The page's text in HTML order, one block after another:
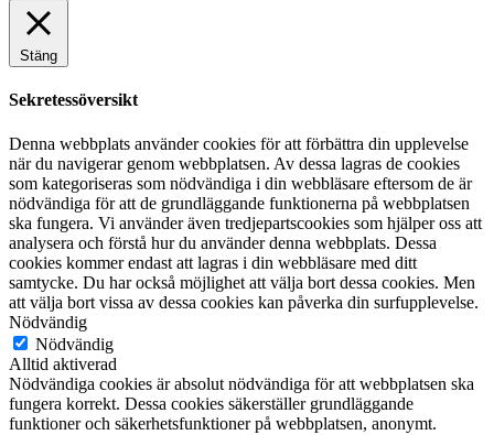
Stäng
Sekretessöversikt
Denna webbplats använder cookies för att förbättra din upplevelse
när du navigerar genom webbplatsen. Av dessa lagras de cookies
som kategoriseras som nödvändiga i din webbläsare eftersom de är
nödvändiga för att de grundläggande funktionerna på webbplatsen
ska fungera. Vi använder även tredjepartscookies som hjälper oss att
analysera och förstå hur du använder denna webbplats. Dessa
cookies kommer endast att lagras i din webbläsare med ditt
samtycke. Du har också möjlighet att välja bort dessa cookies. Men
att välja bort vissa av dessa cookies kan påverka din surfupplevelse.
Nödvändig
Nödvändig
Alltid aktiverad
Nödvändiga cookies är absolut nödvändiga för att webbplatsen ska
fungera korrekt. Dessa cookies säkerställer grundläggande
funktioner och säkerhetsfunktioner på webbplatsen, anonymt.